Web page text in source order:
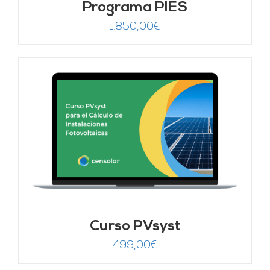
Programa PIES
1.850,00€
Curso PVsyst
499,00€